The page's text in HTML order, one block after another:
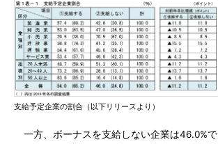
支給予定企業の割合（以下リリースより）
一方、ボーナスを支給しない企業は46.0%